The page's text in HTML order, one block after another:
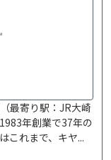
最寄り駅：JR大崎
年創業で37年の
これまで、キヤ...